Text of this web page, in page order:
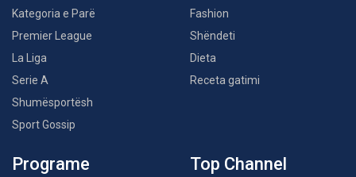
Kategoria e Parë
Premier League
La Liga
Serie A
Shumësportësh
Sport Gossip
Fashion
Shëndeti
Dieta
Receta gatimi
Programe Top Channel